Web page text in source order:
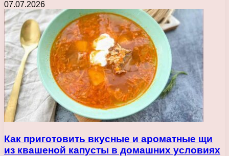
07.07.2026
Как приготовить вкусные и ароматные щи
из квашеной капусты в домашних условиях